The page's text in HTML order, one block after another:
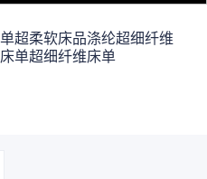
超柔软床品涤纶超细纤维
单超细纤维床单